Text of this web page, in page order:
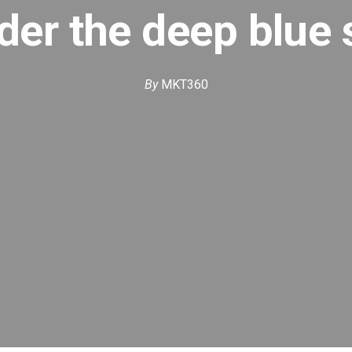
the deep blue
By MKT360